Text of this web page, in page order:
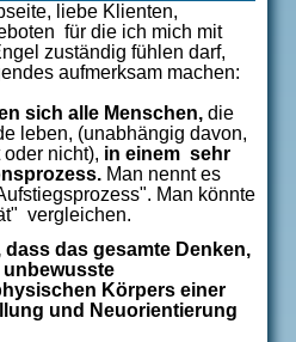
liebe Klienten,
für die ich mich mit
zuständig fühlen darf,
aufmerksam machen:
sich alle Menschen, die
leben, (unabhängig davon,
nicht), in einem sehr
Man nennt es
Man könnte
vergleichen.
das gesamte Denken,
Körpers einer
und Neuorientierung